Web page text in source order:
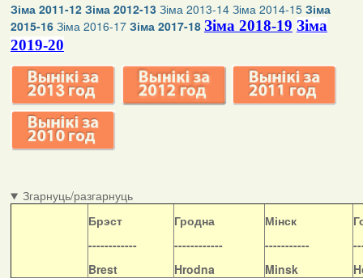
Зіма 2011-12 Зіма 2012-13 Зіма 2013-14 Зіма 2014-15 Зіма
2015-16 Зіма 2016-17 Зіма 2017-18 Зіма 2018-19 Зіма
2019-20
Згарнуць/разгарнуць
Брэст
------------
Brest
Гродна
------------
Hrodna
Мінск
-----------
Minsk